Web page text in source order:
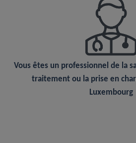
Vous êtes un professionnel de la
traitement ou la prise en
Luxembourg